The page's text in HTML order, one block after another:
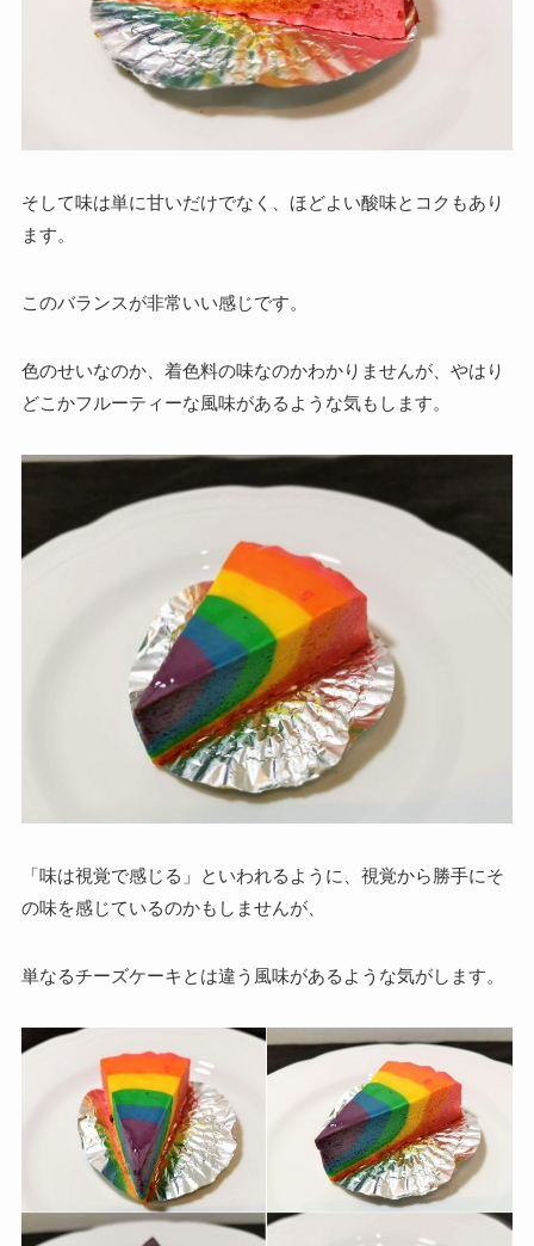
そして味は単に甘いだけでなく、ほどよい酸味とコクもあり
ます。
このバランスが非常いい感じです。
色のせいなのか、着色料の味なのかわかりませんが、やはり
どこかフルーティーな風味があるような気もします。
「味は視覚で感じる」といわれるように、視覚から勝手にそ
の味を感じているのかもしませんが、
単なるチーズケーキとは違う風味があるような気がします。